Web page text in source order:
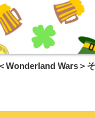
Wonderland Wars＞